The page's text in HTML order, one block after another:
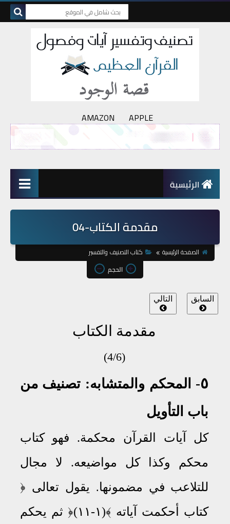
AMAZON APPLE
الرئيسية
مقدمة الكتاب-04
الصفحة الرئيسية
كتاب التصنيف والتفسير
الحجم
السابق التالي
مقدمة الكتاب
(4/6)
٥- المحكم والمتشابه: تصنيف من
باب التأويل
كل آيات القرآن محكمة. فهو كتاب
محكم وكذا كل مواضيعه. لا مجال
للتلاعب في مضمونها. يقول تعالى ﴿
كتاب أحكمت آياته ﴾(١-١١)﴿ ثم يحكم